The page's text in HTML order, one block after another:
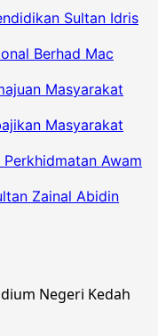
Sultan Idris
Berhad Mac
Masyarakat
Masyarakat
Awam
Zainal Abidin